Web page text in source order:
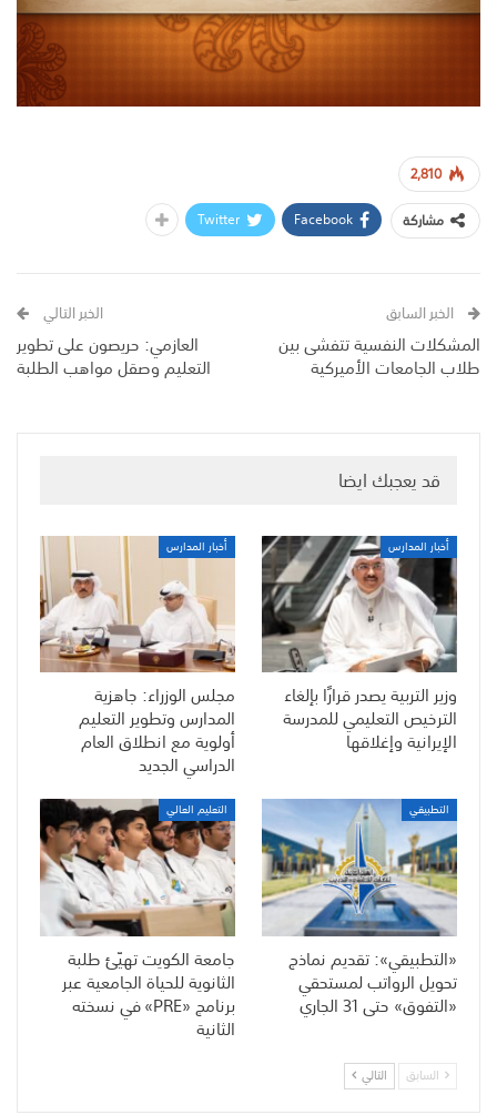
2,810
مشاركة
Facebook
Twitter
الخبر السابق
المشكلات النفسية تتفشى بين
طلاب الجامعات الأميركية
الخبر التالي
العازمي: حريصون على تطوير
التعليم وصقل مواهب الطلبة
قد يعجبك ايضا
أخبار المدارس
وزير التربية يصدر قرارًا بإلغاء
الترخيص التعليمي للمدرسة
الإيرانية وإغلاقها
أخبار المدارس
مجلس الوزراء: جاهزية
المدارس وتطوير التعليم
أولوية مع انطلاق العام
الدراسي الجديد
التطبيقي
«التطبيقي»: تقديم نماذج
تحويل الرواتب لمستحقي
«التفوق» حتى 31 الجاري
التعليم العالي
جامعة الكويت تهيّئ طلبة
الثانوية للحياة الجامعية عبر
برنامج «PRE» في نسخته
الثانية
السابق التالي